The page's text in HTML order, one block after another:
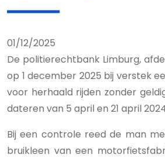
01/12/2025
De politierechtbank Limburg,
op 1 december 2025 bij verstek
voor herhaald rijden zonder
dateren van 5 april en 21 april
Bij een controle reed de man
bruikleen van een